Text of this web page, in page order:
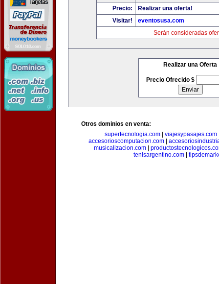
Precio:
Realizar una oferta!
Visitar!
eventosusa.com
Serán consideradas
Realizar una Oferta
Precio Ofrecido $
Otros dominios en venta:
supertecnologia.com| viajesypasajes.com
accesorioscomputacion.com
musicalizacion.com|
tenisargentino.com